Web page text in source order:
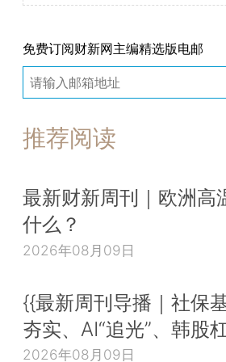
免费订阅财新网主编精选版电邮
推荐阅读
最新财新周刊｜欧洲高
什么？
2026年08月09日
{{最新周刊导播｜社保
夯实、AI“追光”、韩股
2026年08月09日